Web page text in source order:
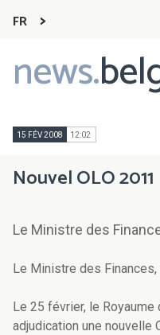
FR
news.
Main
navigation
15 FÉV 2008 12:02
Nouvel OLO 2011
Le Ministre des
Le Ministre des
Le 25 février, le
adjudication une nouvelle